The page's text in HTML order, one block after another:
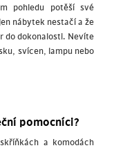
pohledu potěší své
nábytek nestačí a že
do dokonalosti. Nevíte
svícen, lampu nebo
pomocníci?
a komodách